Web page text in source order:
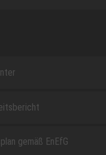
gemäß EnEfG